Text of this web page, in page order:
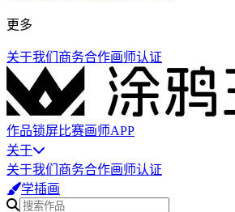
更多
关于我们 商务合作画师认证
作品锁屏比赛画师APP
关于
关于我们 商务合作画师认证
学插画